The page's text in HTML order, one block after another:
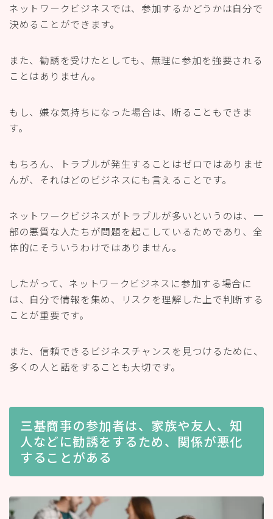
ネットワークビジネスでは、参加するかどうかは自分で
決めることができます。
また、勧誘を受けたとしても、無理に参加を強要される
ことはありません。
もし、嫌な気持ちになった場合は、断ることもできま
す。
もちろん、トラブルが発生することはゼロではありませ
んが、それはどのビジネスにも言えることです。
ネットワークビジネスがトラブルが多いというのは、一
部の悪質な人たちが問題を起こしているためであり、全
体的にそういうわけではありません。
したがって、ネットワークビジネスに参加する場合に
は、自分で情報を集め、リスクを理解した上で判断する
ことが重要です。
また、信頼できるビジネスチャンスを見つけるために、
多くの人と話をすることも大切です。
三基商事の参加者は、家族や友人、知
人などに勧誘をするため、関係が悪化
することがある